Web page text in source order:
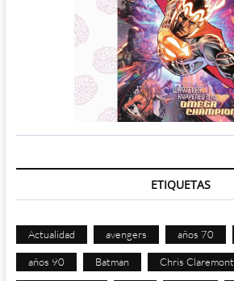
ETIQUETAS
Actualidad avengers años 70
años 90 Batman Chris Claremont